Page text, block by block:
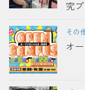
究
その
オ